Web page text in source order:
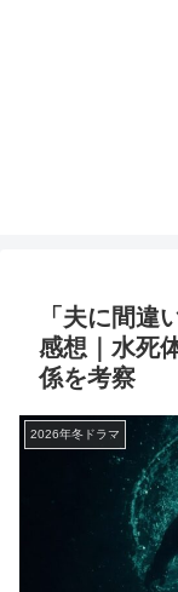
「夫に間違
感想｜水死
係を考察
2026年冬ドラマ